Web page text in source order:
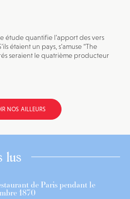
étude quantifie l’apport des vers
étaient un pays, s’amuse “The
seraient le quatrième producteur
NOS AILLEURS
lus
de Paris pendant le
1870